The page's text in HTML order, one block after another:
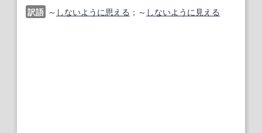
訳語 ～ しないように思える ；～ しないように見える